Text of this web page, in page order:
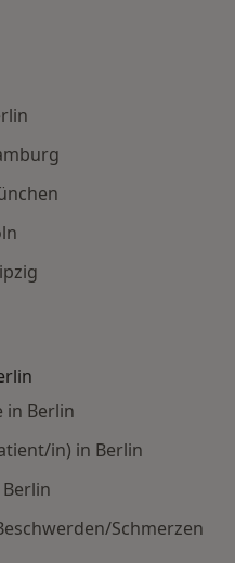
in Berlin
in) in Berlin
Schmerzen